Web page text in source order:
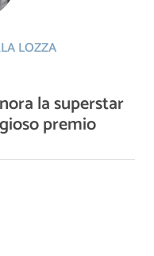
LOZZA
la superstar
premio